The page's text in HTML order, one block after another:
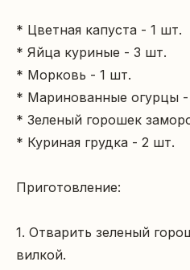
* Цветная капуста - 1 шт.
* Яйца куриные - 3 шт.
* Морковь - 1 шт.
* Маринованные огурцы
* Зеленый горошек
* Куриная грудка - 2 шт.
Приготовление:
1. Отварить зеленый
вилкой.